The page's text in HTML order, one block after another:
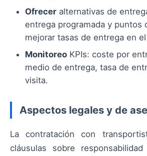
Ofrecer alternativas de
entrega programada y puntos
mejorar tasas de entrega en
Monitoreo KPIs: coste por
medio de entrega, tasa de
visita.
Aspectos legales y de
La contratación con
cláusulas sobre